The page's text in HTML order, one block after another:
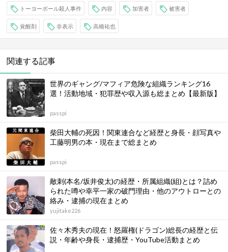
トーヨーボール殺人事件 内容 加害者 被害者
覚醒剤 非表示 高橋祐也
関連する記事
世界のギャング/マフィア危険な組織ランキング16
選！活動地域・犯罪歴や収入源も総まとめ【最新版】
passpi
柴田大輔の死因！関東連合など経歴と身長・顔写真や
工藤明男の本・現在まで総まとめ
passpi
敵刺(本名/坂井俊太)の経歴・所属組織(組)とは？詰め
られた噂や幸平一家の破門理由・他のアウトローとの
絡み・逮捕の現在まとめ
yujitake226
佐々木秀夫の現在！怒羅権(ドラゴン)総長の経歴と伝
説・年齢や身長・逮捕歴・YouTube活動まとめ